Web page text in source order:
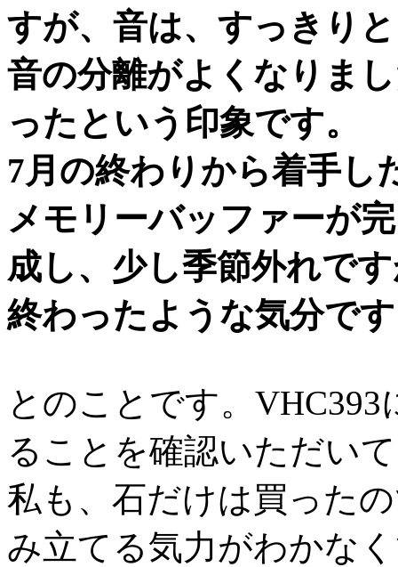
すが、音は、すっきり
音の分離がよくなりま
ったという印象です。
7月の終わりから着手し
メモリーバッファーが完
成し、少し季節外れで
終わったような気分で
とのことです。
ることを確認いただい
私も、石だけは買った
み立てる気力がわかな